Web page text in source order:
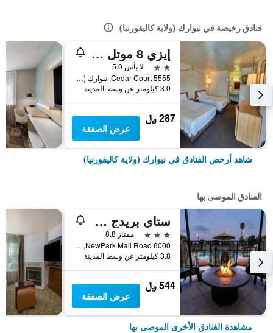
فنادق رخيصة في نيوارك (ولاية كاليفورنيا)
إيزي 8 موتل نيوارك
2 نجمتين
لا بأس 5.0
5555 Cedar Court, نيوارك (ولاية كاليفورنيا), CA, الولايات المتحدة الأميريكية
3.0 كيلومتر عن وسط المدينة
287 ﷼
عرض الصفقة
شاهد أرخص الفنادق في نيوارك (ولاية كاليفورنيا)
الفنادق الموصى بها
ستاي بريدج سويتس نيوارك - فريمونت باي آيتش جي
3 نجوم
ممتاز 8.8
6000 NewPark Mall Road, نيوارك (ولاية كاليفورنيا), CA, الولايات المتحدة الأميريكية
3.8 كيلومتر عن وسط المدينة
544 ﷼
عرض الصفقة
مشاهدة الفنادق الأخرى الموصى بها